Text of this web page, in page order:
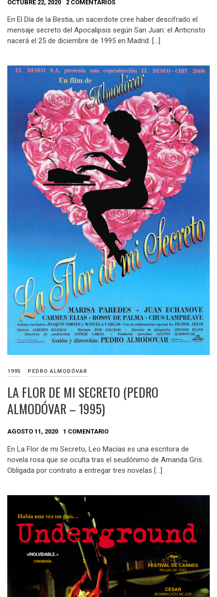
OCTUBRE 22, 2020 2 COMENTARIOS
En El Día de la Bestia, un sacerdote cree haber descifrado el
mensaje secreto del Apocalipsis según San Juan: el Anticristo
nacerá el 25 de diciembre de 1995 en Madrid. […]
1995 PEDRO ALMODÓVAR
LA FLOR DE MI SECRETO (PEDRO
ALMODÓVAR – 1995)
AGOSTO 11, 2020 1 COMENTARIO
En La Flor de mi Secreto, Leo Macías es una escritora de
novela rosa que se oculta tras el seudónimo de Amanda Gris.
Obligada por contrato a entregar tres novelas […]